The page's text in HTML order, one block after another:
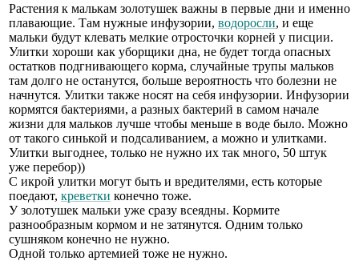
Растения к малькам золотушек важны в первые дни и именно
плавающие. Там нужные инфузории, водоросли, и еще
мальки будут клевать мелкие отросточки корней у писции.
Улитки хороши как уборщики дна, не будет тогда опасных
остатков подгнивающего корма, случайные трупы мальков
там долго не останутся, больше вероятность что болезни не
начнутся. Улитки также носят на себя инфузории. Инфузории
кормятся бактериями, а разных бактерий в самом начале
жизни для мальков лучше чтобы меньше в воде было. Можно
от такого синькой и подсаливанием, а можно и улитками.
Улитки выгоднее, только не нужно их так много, 50 штук
уже перебор))
С икрой улитки могут быть и вредителями, есть которые
поедают, креветки конечно тоже.
У золотушек мальки уже сразу всеядны. Кормите
разнообразным кормом и не затянутся. Одним только
сушняком конечно не нужно.
Одной только артемией тоже не нужно.